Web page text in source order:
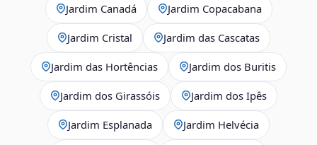
Jardim Canadá Jardim Copacabana
Jardim Cristal Jardim das Cascatas
Jardim das Hortências Jardim dos Buritis
Jardim dos Girassóis Jardim dos Ipês
Jardim Esplanada Jardim Helvécia